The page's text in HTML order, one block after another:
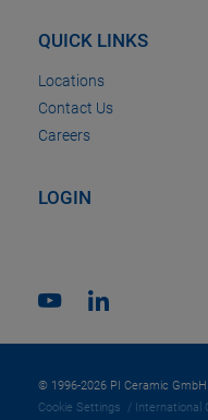
QUICK LINKS
Locations
Contact Us
Careers
LOGIN
© 1996-2026 PI Ceramic
Cookie Settings
International